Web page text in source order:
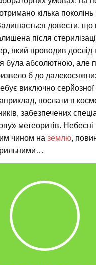
кілька поколінь
довести,
після
який проводив дослід
була абсолютною, але
б до
виключно серйозної
послати в
забезпечених
метеоритів. Небесні
чином на землю,